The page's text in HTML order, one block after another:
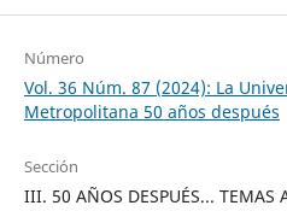
Número
Vol. 36 Núm. 87 (2024): La
Metropolitana 50 años después
Sección
III. 50 AÑOS DESPUÉS... TEMAS